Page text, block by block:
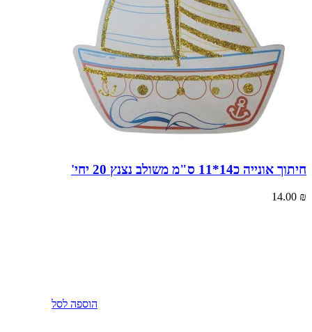
חיתוך אונייה כ14*11 ס"מ משולב נצנץ 20 יחי'
14.00 ₪
הוספה לסל